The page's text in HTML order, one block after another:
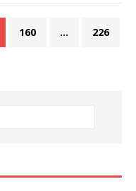
160 … 226